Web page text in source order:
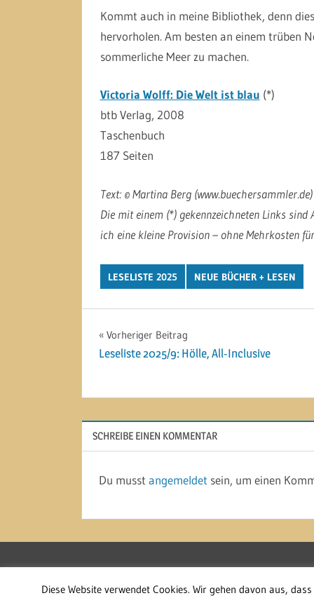
Kommt auch in meine Bibliothek, denn
hervorholen. Am besten an einem trüben
sommerliche Meer zu machen.
Victoria Wolff: Die Welt ist blau (*)
btb Verlag, 2008
Taschenbuch
187 Seiten
Text: © Martina Berg (www.buechersammler.de)
Die mit einem (*) gekennzeichneten Links
ich eine kleine Provision – ohne Mehrkosten
LESELISTE 2025 NEUE BÜCHER + LESEN
Beitragsnavigation
Vorheriger Beitrag
Leseliste 2025/9: Hölle, All-Inclusive
SCHREIBE EINEN KOMMENTAR
Du musst angemeldet sein, um einen
Diese Website verwendet Cookies. Wir gehen davon aus,